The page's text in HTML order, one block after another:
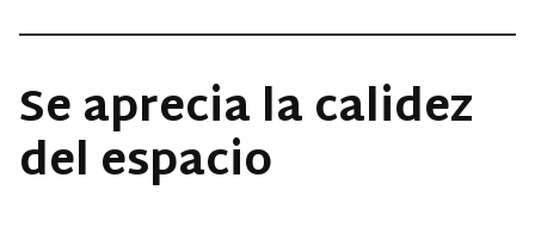
Se aprecia la calidez
del espacio